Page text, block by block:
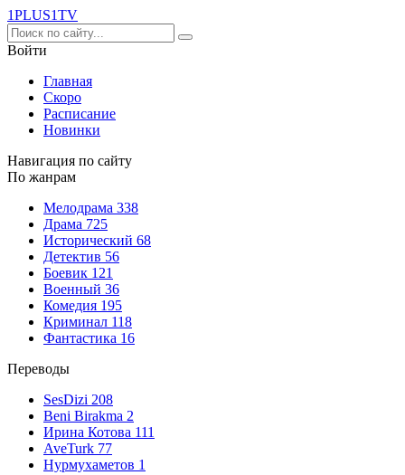
1PLUS1TV
Войти
Главная
Скоро
Расписание
Новинки
Навигация по сайту
По жанрам
Мелодрама 338
Драма 725
Исторический 68
Детектив 56
Боевик 121
Военный 36
Комедия 195
Криминал 118
Фантастика 16
Переводы
SesDizi 208
Beni Birakma 2
Ирина Котова 111
AveTurk 77
Нурмухаметов 1